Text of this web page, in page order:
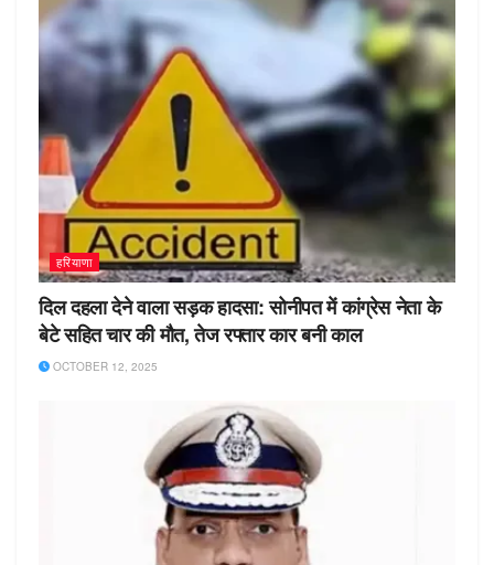
हरियाणा
दिल दहला देने वाला सड़क हादसा: सोनीपत में कांग्रेस नेता के
बेटे सहित चार की मौत, तेज रफ्तार कार बनी काल
OCTOBER 12, 2025